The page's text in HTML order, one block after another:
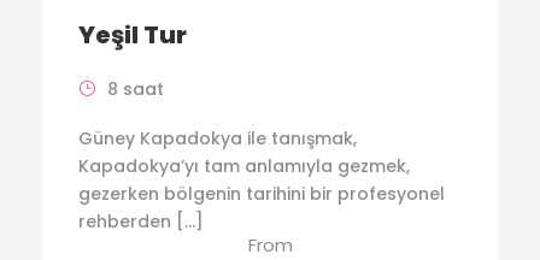
Yeşil Tur
8 saat
Güney Kapadokya ile tanışmak,
Kapadokya’yı tam anlamıyla gezmek,
gezerken bölgenin tarihini bir profesyonel
rehberden […]
From